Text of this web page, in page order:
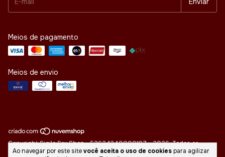
Ao navegar por este sitevocê aceita o uso de cookies para agilizar
Meios de pagamento
Meios de envio
Copyright Sigilo Sex Shop - 52624340000197 - 2026. Todos os
direitos reservados.